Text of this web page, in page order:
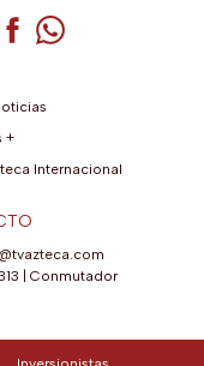
(se abre en una
(se abre en una
TikTok (se abre en
de YouTube (se abre
de Telegram (se
Cuenta de
Cuenta de
+
Internacional
Conmutador